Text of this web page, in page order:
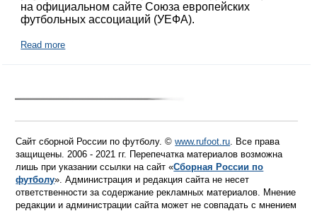
на официальном сайте Союза европейских
футбольных ассоциаций (УЕФА).
Read more
Сайт сборной России по футболу. ©www.rufoot.ru. Все права
защищены. 2006 - 2021 гг. Перепечатка материалов возможна
лишь при указании ссылки на сайт «Сборная России по
футболу». Администрация и редакция сайта не несет
ответственности за содержание рекламных материалов. Мнение
редакции и администрации сайта может не совпадать с мнением